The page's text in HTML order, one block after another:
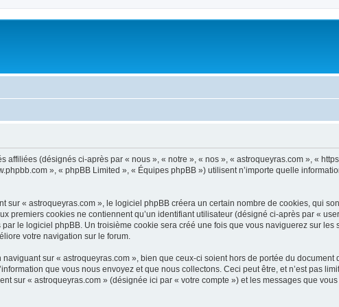
(désignés ci-après par « nous », « notre », « nos », « astroqueyras.com », «
», « phpBB Limited », « Équipes phpBB ») utilisent n’importe quelle
« astroqueyras.com », le logiciel phpBB créera un certain nombre de cookies, qui
premiers cookies ne contiennent qu’un identifiant utilisateur (désigné ci-après par «
le logiciel phpBB. Un troisième cookie sera créé une fois que vous naviguerez sur les
votre navigation sur le forum.
sur « astroqueyras.com », bien que ceux-ci soient hors de portée du document
que vous nous envoyez et que nous collectons. Ceci peut être, et n’est pas
sur « astroqueyras.com » (désignée ici par « votre compte ») et les messages que